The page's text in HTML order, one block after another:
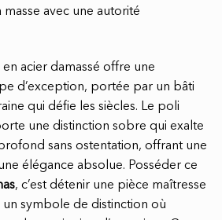
avec une autorité
acier damassé offre une
d’exception, portée par un bâti
qui défie les siècles. Le poli
une distinction sobre qui exalte
sans ostentation, offrant une
élégance absolue. Posséder ce
, c’est détenir une pièce maîtresse
un symbole de distinction où